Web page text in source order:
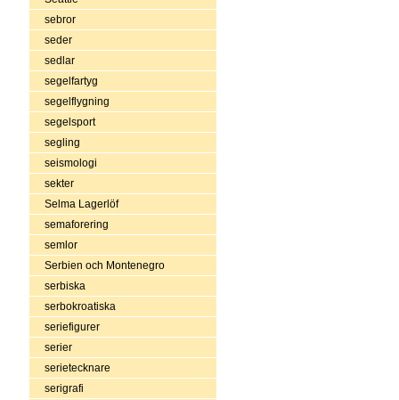
sebror
seder
sedlar
segelfartyg
segelflygning
segelsport
segling
seismologi
sekter
Selma Lagerlöf
semaforering
semlor
Serbien och Montenegro
serbiska
serbokroatiska
seriefigurer
serier
serietecknare
serigrafi